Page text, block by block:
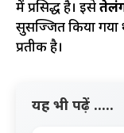
में प्रसिद्ध है। इसे
सुसज्जित किया गया
प्रतीक है।
यह भी पढ़ें .....